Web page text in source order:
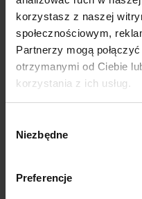
korzystasz z naszej
społecznościowym,
Partnerzy mogą
otrzymanymi od Ciebie
korzystania z ich usług.
zgody
Niezbędne
Preferencje
techniczne (atest)
techniczno-ruchową
obowiązujących dla